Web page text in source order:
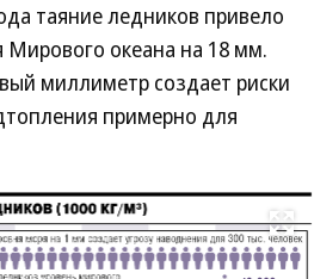
таяние ледников привело
океана на 18 мм.
миллиметр создает риски
примерно для
Развернуть